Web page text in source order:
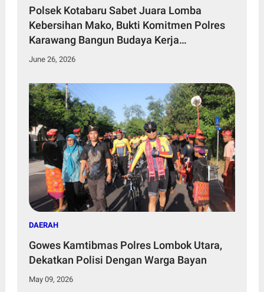
Polsek Kotabaru Sabet Juara Lomba
Kebersihan Mako, Bukti Komitmen Polres
Karawang Bangun Budaya Kerja
Profesional
June 26, 2026
DAERAH
Gowes Kamtibmas Polres Lombok Utara,
Dekatkan Polisi Dengan Warga Bayan
May 09, 2026